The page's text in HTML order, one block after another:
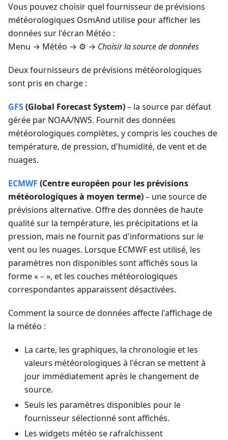
Vous pouvez choisir quel fournisseur de prévisions
météorologiques OsmAnd utilise pour afficher les
données sur l'écran Météo :
Menu → Météo → ⚙️ → Choisir la source de données
Deux fournisseurs de prévisions météorologiques
sont pris en charge :
GFS(Global Forecast System)– la source par défaut
gérée par NOAA/NWS. Fournit des données
météorologiques complètes, y compris les couches de
température, de pression, d'humidité, de vent et de
nuages.
ECMWF (Centre européen pour les prévisions
météorologiques à moyen terme)– une source de
prévisions alternative. Offre des données de haute
qualité sur la température, les précipitations et la
pression, mais ne fournit pas d'informations sur le
vent ou les nuages. Lorsque ECMWF est utilisé, les
paramètres non disponibles sont affichés sous la
forme « – », et les couches météorologiques
correspondantes apparaissent désactivées.
Comment la source de données affecte l'affichage de
la météo :
La carte, les graphiques, la chronologie et les
valeurs météorologiques à l'écran se mettent à
jour immédiatement après le changement de
source.
Seuls les paramètres disponibles pour le
fournisseur sélectionné sont affichés.
Les widgets météo se rafraîchissent